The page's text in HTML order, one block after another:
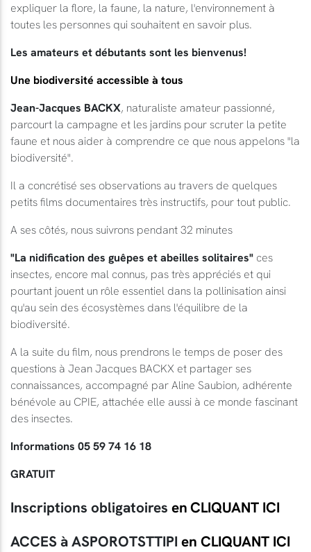
expliquer la flore, la faune, la nature, l'environnement à
toutes les personnes qui souhaitent en savoir plus.
Les amateurs et débutants sont les bienvenus!
Une biodiversité accessible à tous
Jean-Jacques BACKX, naturaliste amateur passionné,
parcourt la campagne et les jardins pour scruter la petite
faune et nous aider à comprendre ce que nous appelons "la
biodiversité".
Il a concrétisé ses observations au travers de quelques
petits films documentaires très instructifs, pour tout public.
A ses côtés, nous suivrons pendant 32 minutes
"La nidification des guêpes et abeilles solitaires" ces
insectes, encore mal connus, pas très appréciés et qui
pourtant jouent un rôle essentiel dans la pollinisation ainsi
qu'au sein des écosystèmes dans l'équilibre de la
biodiversité.
A la suite du film, nous prendrons le temps de poser des
questions à Jean Jacques BACKX et partager ses
connaissances, accompagné par Aline Saubion, adhérente
bénévole au CPIE, attachée elle aussi à ce monde fascinant
des insectes.
Informations 05 59 74 16 18
GRATUIT
Inscriptions obligatoires enCLIQUANT ICI
ACCES à ASPOROTSTTIPI en CLIQUANT ICI